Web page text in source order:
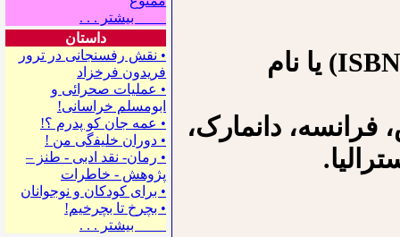
بیشتر . . .
داستان
• نقش رفسنجانی در ترور
فریدون فرخزاد
• عملیات صحرائی و
ابومسلم خراسانی!
• ﻋﻤﻪ ﺟﺎﻥ ﻛﻮ ﭘﺪﺭﻡ ؟!
• ﺩﻭﺭﺍﻥ ﺧﻠﻴﻔگی ﻣﻦ !
• رمان- نقد ادبی - طنز –
پژوهش - خاطرات
• ﺑﺮﺍﻯ ﻛﻮﺩﻛﺎﻥ ﻭ ﻧﻮﺟﻮﺍﻧﺎﻥ
• بچرخ تا بچرخیم!
بیشتر . . .
برای جستجو در آمازون از شماره شابک (ISBN) یا نام
دانمارک،